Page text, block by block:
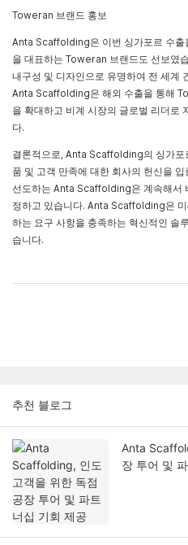
Toweran 브랜드 홍보
Anta Scaffolding은 이번 싱가포르 수출
을 대표하는 Toweran 브랜드도 선보였
내구성 및 디자인으로 유명하여 전 세계
Anta Scaffolding은 해외 수출을 통해
을 확대하고 비계 시장의 글로벌 리더로
다.
결론적으로, Anta Scaffolding의 싱가포
품 및 고객 만족에 대한 회사의 헌신을
선도하는 Anta Scaffolding은 계속해서
정하고 있습니다. Anta Scaffolding은
하는 요구 사항을 충족하는 혁신적인 솔
습니다.
추천 블로그
Anta
장 투어 및